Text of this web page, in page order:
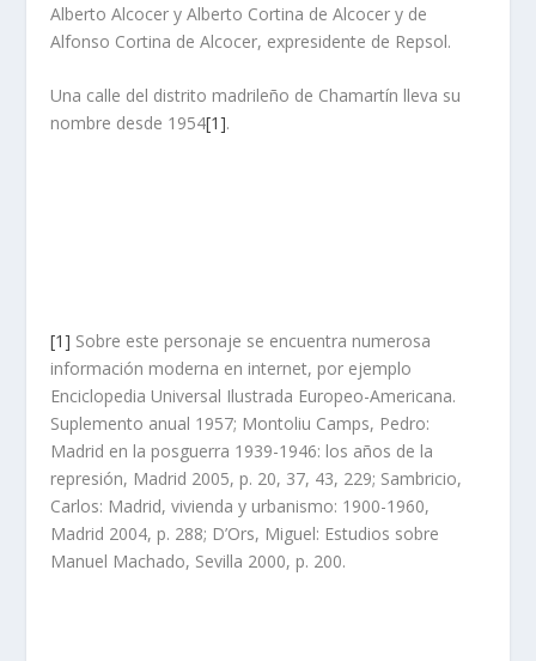
Alberto Alcocer y Alberto Cortina de Alcocer y de
Alfonso Cortina de Alcocer, expresidente de Repsol.
Una calle del distrito madrileño de Chamartín lleva su
nombre desde 1954[1].
[1] Sobre este personaje se encuentra numerosa
información moderna en internet, por ejemplo
Enciclopedia Universal Ilustrada Europeo-Americana.
Suplemento anual 1957; Montoliu Camps, Pedro:
Madrid en la posguerra 1939-1946: los años de la
represión, Madrid 2005, p. 20, 37, 43, 229; Sambricio,
Carlos: Madrid, vivienda y urbanismo: 1900-1960,
Madrid 2004, p. 288; D’Ors, Miguel: Estudios sobre
Manuel Machado, Sevilla 2000, p. 200.